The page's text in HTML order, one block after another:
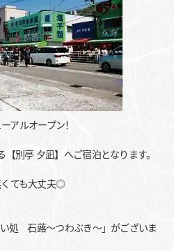
アルオープン！
別亭 夕凪】へご宿泊となります。
くても大丈夫◎
処 石蕗～つわぶき～」がございま